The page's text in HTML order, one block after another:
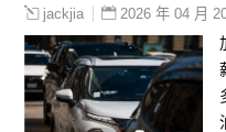
jackjia 2026 年 04 月